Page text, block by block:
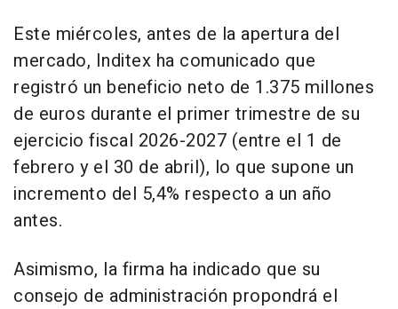
Este miércoles, antes de la apertura del
mercado, Inditex ha comunicado que
registró un beneficio neto de 1.375 millones
de euros durante el primer trimestre de su
ejercicio fiscal 2026-2027 (entre el 1 de
febrero y el 30 de abril), lo que supone un
incremento del 5,4% respecto a un año
antes.
Asimismo, la firma ha indicado que su
consejo de administración propondrá el